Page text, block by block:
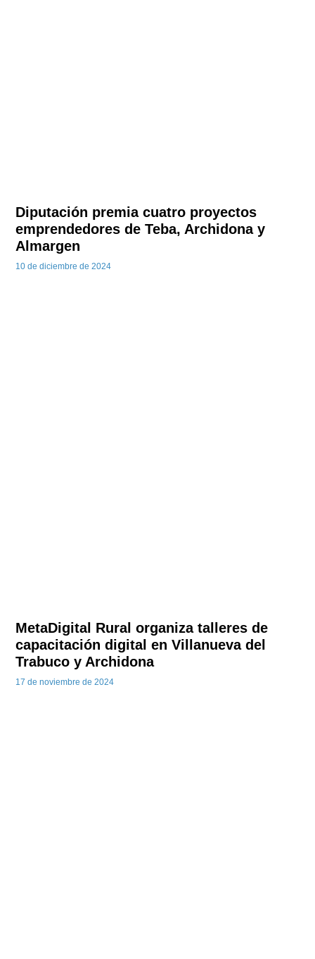
Diputación premia cuatro proyectos
emprendedores de Teba, Archidona y
Almargen
10 de diciembre de 2024
MetaDigital Rural organiza talleres de
capacitación digital en Villanueva del
Trabuco y Archidona
17 de noviembre de 2024